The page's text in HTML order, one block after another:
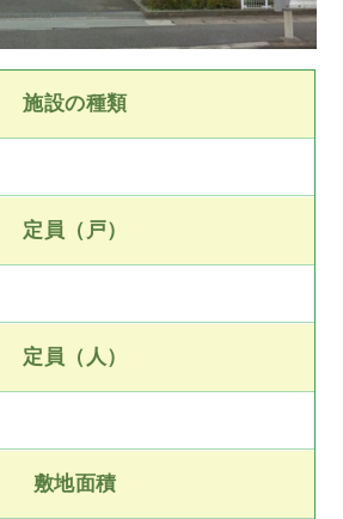
施設の種類
定員（戸）
定員（人）
敷地面積